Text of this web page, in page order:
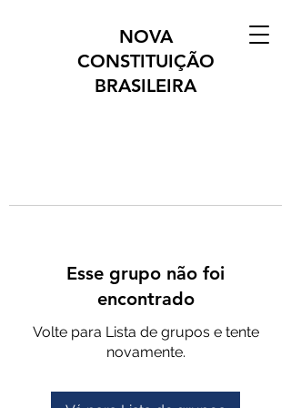
NOVA
CONSTITUIÇÃO
BRASILEIRA
Esse grupo não foi
encontrado
Volte para Lista de grupos e tente
novamente.